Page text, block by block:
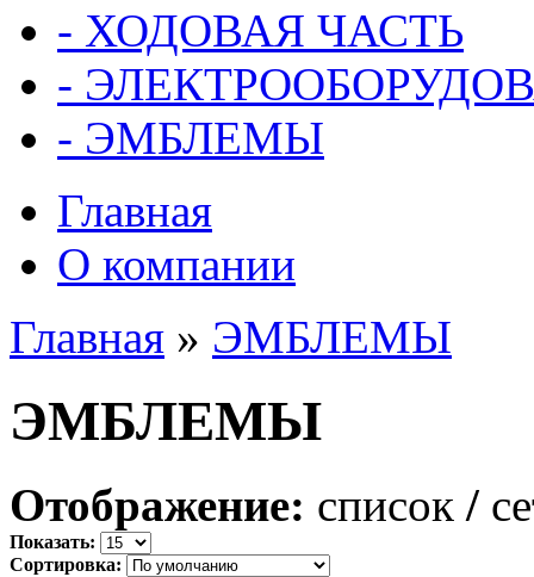
- ХОДОВАЯ ЧАСТЬ
-
- ЭМБЛЕМЫ
Главная
О компании
Главная » ЭМБЛЕМЫ
ЭМБЛЕМЫ
Отображение: список /
Показать:
Сортировка: